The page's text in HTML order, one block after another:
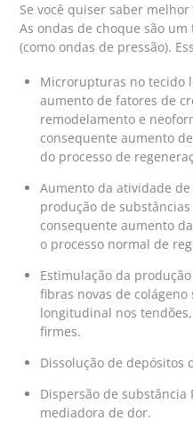
Se você quiser saber
As ondas de choque são
(como ondas de pressão).
Microrupturas no tecido
aumento de fatores de
remodelamento e
consequente aumento
do processo de
Aumento da atividade
produção de
consequente aumento
o processo normal de
Estimulação da
fibras novas de
longitudinal nos
firmes.
Dissolução de depósitos
Dispersão de substância
mediadora de dor.